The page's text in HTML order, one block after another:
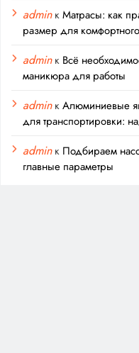
adminкМатрасы: как
размер для
adminк Всё
маникюра для работы
adminкАлюминиевые
для транспортировки:
adminк Подбираем
главные параметры